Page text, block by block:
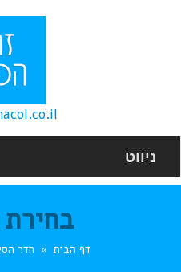
ניווט
דף הבית חדר